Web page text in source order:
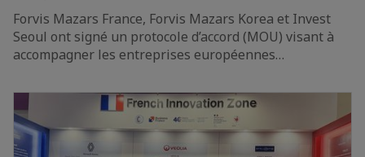
Forvis Mazars France, Forvis Mazars Korea et Invest
Seoul ont signé un protocole d’accord (MOU) visant à
accompagner les entreprises européennes…